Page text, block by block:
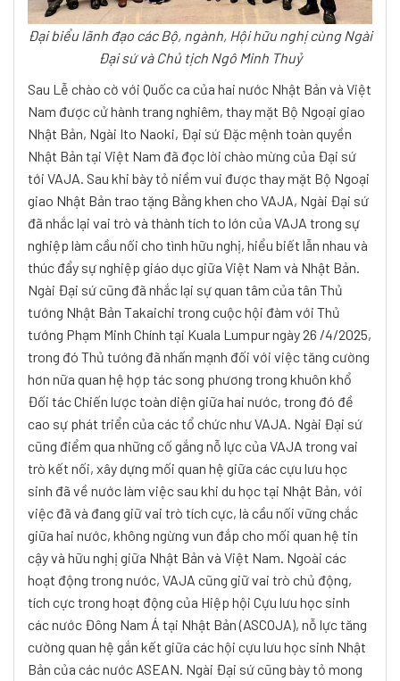
Đại biểu lãnh đạo các Bộ, ngành, Hội hữu nghị cùng Ngài
Đại sứ và Chủ tịch Ngô Minh Thuỷ
Sau Lễ chào cờ với Quốc ca của hai nước Nhật Bản và Việt
Nam được cử hành trang nghiêm, thay mặt Bộ Ngoại giao
Nhật Bản, Ngài Ito Naoki, Đại sứ Đặc mệnh toàn quyền
Nhật Bản tại Việt Nam đã đọc lời chào mừng của Đại sứ
tới VAJA. Sau khi bày tỏ niềm vui được thay mặt Bộ Ngoại
giao Nhật Bản trao tặng Bằng khen cho VAJA, Ngài Đại sứ
đã nhắc lại vai trò và thành tích to lớn của VAJA trong sự
nghiệp làm cầu nối cho tình hữu nghị, hiểu biết lẫn nhau và
thúc đẩy sự nghiệp giáo dục giữa Việt Nam và Nhật Bản.
Ngài Đại sứ cũng đã nhắc lại sự quan tâm của tân Thủ
tướng Nhật Bản Takaichi trong cuộc hội đàm với Thủ
tướng Phạm Minh Chính tại Kuala Lumpur ngày 26 /4/2025,
trong đó Thủ tướng đã nhấn mạnh đối với việc tăng cường
hơn nữa quan hệ hợp tác song phương trong khuôn khổ
Đối tác Chiến lược toàn diện giữa hai nước, trong đó đề
cao sự phát triển của các tổ chức như VAJA. Ngài Đại sứ
cũng điểm qua những cố gắng nỗ lực của VAJA trong vai
trò kết nối, xây dựng mối quan hệ giữa các cựu lưu học
sinh đã về nước làm việc sau khi du học tại Nhật Bản, với
việc đã và đang giữ vai trò tích cực, là cầu nối vững chắc
giữa hai nước, không ngừng vun đắp cho mối quan hệ tin
cậy và hữu nghị giữa Nhật Bản và Việt Nam. Ngoài các
hoạt động trong nước, VAJA cũng giữ vai trò chủ động,
tích cực trong hoạt động của Hiệp hội Cựu lưu học sinh
các nước Đông Nam Á tại Nhật Bản (ASCOJA), nỗ lực tăng
cường quan hệ gắn kết giữa các hội cựu lưu học sinh Nhật
Bản của các nước ASEAN. Ngài Đại sứ cũng bày tỏ mong